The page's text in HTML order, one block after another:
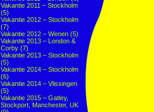
Vakantie 2011 – Stockholm
(5)
Vakantie 2012 – Stockholm
(7)
Vakantie 2012 – Wenen (5)
Vakantie 2013 – London &
Corby (7)
Vakantie 2013 – Stockholm
(5)
Vakantie 2014 – Stockholm
(6)
Vakantie 2014 – Vlissingen
(5)
Vakantie 2015 – Gatley,
Stockport, Manchester, UK